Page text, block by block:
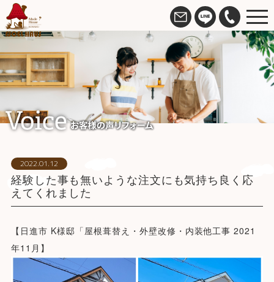
2022.01.12
経験した事も無いような注文にも気持ち良く応
えてくれました
【日進市 K様邸「屋根葺替え・外壁改修・内装他工事 2021
年11月】